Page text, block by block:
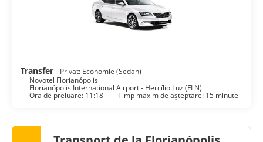
Transfer - Privat: Economie (Sedan)
Novotel Florianópolis
Florianópolis International Airport - Hercílio Luz (FLN)
Ora de preluare: 11:18 Timp maxim de așteptare: 15 minute